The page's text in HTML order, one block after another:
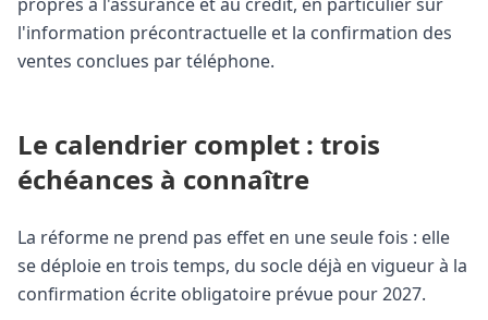
l'information précontractuelle et la confirmation des
ventes conclues par téléphone.
Le calendrier complet : trois
échéances à connaître
La réforme ne prend pas effet en une seule fois : elle
se déploie en trois temps, du socle déjà en vigueur à la
confirmation écrite obligatoire prévue pour 2027.